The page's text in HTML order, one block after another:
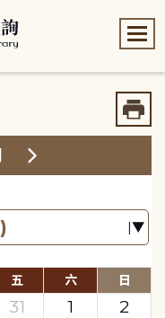
五 六 日
31 1
2